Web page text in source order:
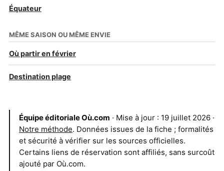
Équateur
MÊME SAISON OU MÊME ENVIE
Où partir en février
Destination plage
Équipe éditoriale Où.com · Mise à jour : 19 juillet 2026 ·
Notre méthode. Données issues de la fiche ; formalités
et sécurité à vérifier sur les sources officielles.
Certains liens de réservation sont affiliés, sans surcoût
ajouté par Où.com.